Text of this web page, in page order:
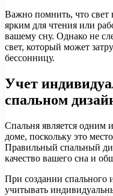
Важно помнить, что свет
ярким для чтения или
вашему сну. Однако не
свет, который может
бессонницу.
Учет
спальном
Спальня является одним
доме, поскольку это
Правильный спальный
качество вашего сна и
При создании спального
учитывать